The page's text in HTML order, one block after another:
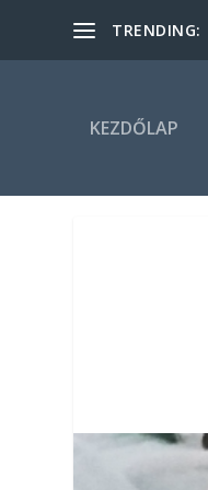
TRENDING:
KEZDŐLAP